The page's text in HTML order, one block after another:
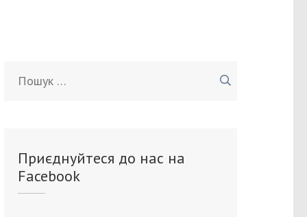
Приєднуйтеся до нас на
Facebook